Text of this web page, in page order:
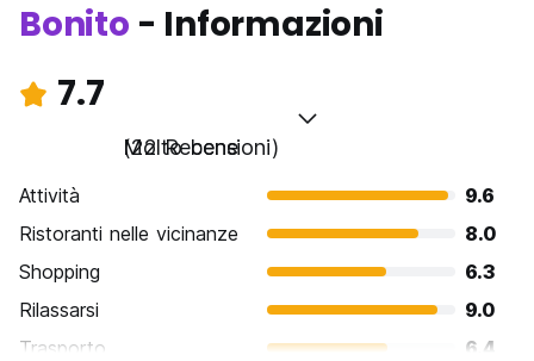
Bonito - Informazioni
7.7
Molto bene
(22 Recensioni)
Attività
9.6
Ristoranti nelle vicinanze
8.0
Shopping
6.3
Rilassarsi
9.0
Trasporto
6.4